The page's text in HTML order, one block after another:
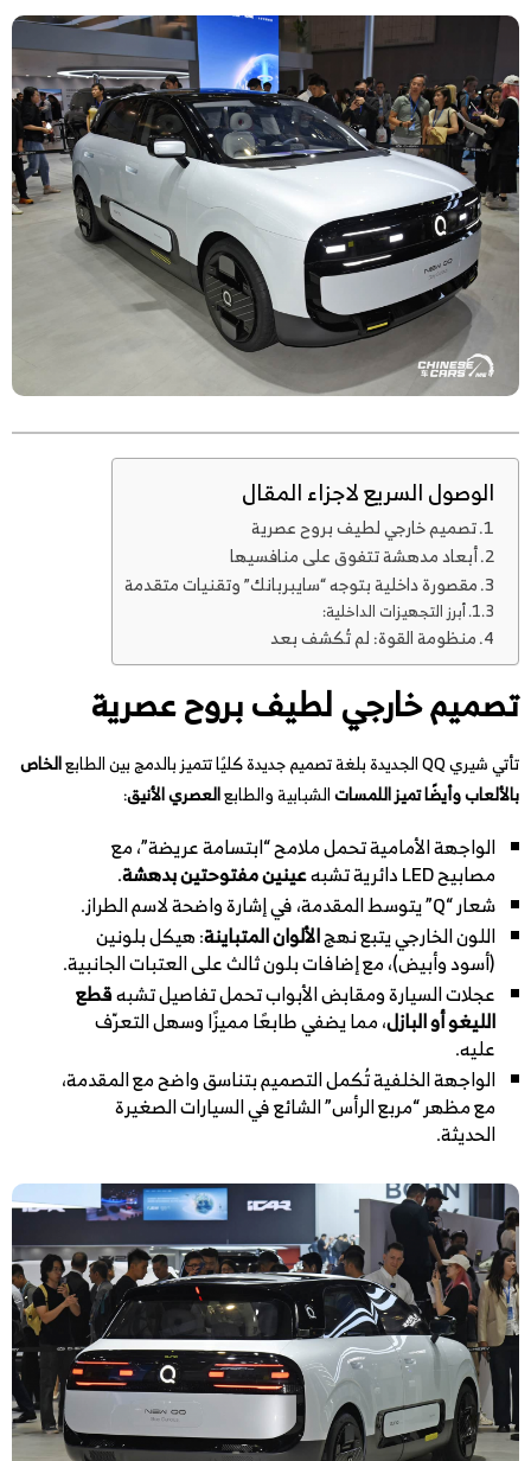
الوصول السريع لاجزاء المقال
تصميم خارجي لطيف بروح عصرية
أبعاد مدهشة تتفوق على منافسيها
مقصورة داخلية بتوجه “سايبربانك” وتقنيات متقدمة
أبرز التجهيزات الداخلية:
منظومة القوة: لم تُكشف بعد
تصميم خارجي لطيف بروح عصرية
تأتي شيري QQ الجديدة بلغة تصميم جديدة كليًا تتميز بالدمج بين الطابع
الخاص
بالألعاب وأيضًا تميز اللمساتالشبابية والطابعالعصري الأنيق:
الواجهة الأمامية تحمل ملامح “ابتسامة عريضة”، مع
مصابيح LED دائرية تشبه
عينين مفتوحتين بدهشة.
شعار “Q” يتوسط المقدمة، في إشارة واضحة لاسم الطراز.
اللون الخارجي يتبع نهجالألوان المتباينة: هيكل بلونين
(أسود وأبيض)، مع إضافات بلون ثالث على العتبات الجانبية.
عجلات السيارة ومقابض الأبواب تحمل تفاصيل تشبهقطع
الليغو أو البازل، مما يضفي طابعًا مميزًا وسهل التعرّف
عليه.
الواجهة الخلفية تُكمل التصميم بتناسق واضح مع المقدمة،
مع مظهر “مربع الرأس” الشائع في السيارات الصغيرة
الحديثة.